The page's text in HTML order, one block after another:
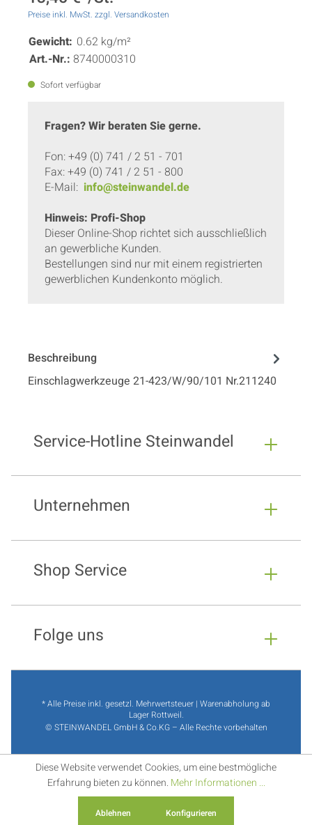
Preise inkl. MwSt. zzgl. Versandkosten
Gewicht: 0.62 kg/m²
Art.-Nr.: 8740000310
Sofort verfügbar
Fragen? Wir beraten Sie gerne.
Fon: +49 (0) 741 / 2 51 - 701
Fax: +49 (0) 741 / 2 51 - 800
E-Mail: info@steinwandel.de
Hinweis: Profi-Shop
Dieser Online-Shop richtet sich ausschließlich
an gewerbliche Kunden.
Bestellungen sind nur mit einem registrierten
gewerblichen Kundenkonto möglich.
Beschreibung
Einschlagwerkzeuge 21-423/W/90/101 Nr.211240
Service-Hotline Steinwandel
Unternehmen
Shop Service
Folge uns
* Alle Preise inkl. gesetzl. Mehrwertsteuer | Warenabholung ab
Lager Rottweil.
© STEINWANDEL GmbH & Co.KG – Alle Rechte vorbehalten
Diese Website verwendet Cookies, um eine bestmögliche
Erfahrung bieten zu können. Mehr Informationen ...
Ablehnen Konfigurieren